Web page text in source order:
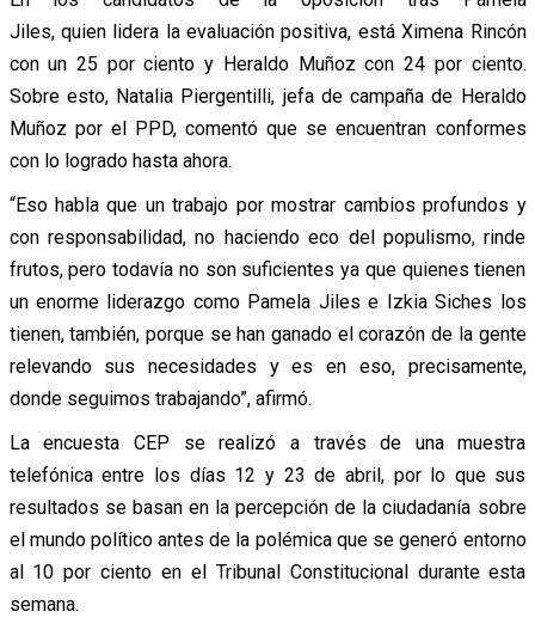
Jiles, quien lidera la evaluación positiva, está Ximena Rincón
con un 25 por ciento y Heraldo Muñoz con 24 por ciento.
Sobre esto, Natalia Piergentilli, jefa de campaña de Heraldo
Muñoz por el PPD, comentó que se encuentran conformes
con lo logrado hasta ahora.
“Eso habla que un trabajo por mostrar cambios profundos y
con responsabilidad, no haciendo eco del populismo, rinde
frutos, pero todavía no son suficientes ya que quienes tienen
un enorme liderazgo como Pamela Jiles e Izkia Siches los
tienen, también, porque se han ganado el corazón de la gente
relevando sus necesidades y es en eso, precisamente,
donde seguimos trabajando”, afirmó.
La encuesta CEP se realizó a través de una muestra
telefónica entre los días 12 y 23 de abril, por lo que sus
resultados se basan en la percepción de la ciudadanía sobre
el mundo político antes de la polémica que se generó entorno
al 10 por ciento en el Tribunal Constitucional durante esta
semana.